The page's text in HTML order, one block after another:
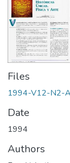
Files
1994-V12-N2-
Date
1994
Authors